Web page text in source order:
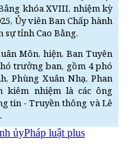
khóa XVIII, nhiệm kỳ
Ủy viên Ban Chấp hành
sự tỉnh Cao Bằng.
Môn, hiện, Ban Tuyên
trưởng ban, gồm 4 phó
Phùng Xuân Nhạ, Phan
kiêm nhiệm là các ông
tin - Truyền thông và Lê
ủyPháp luật plus